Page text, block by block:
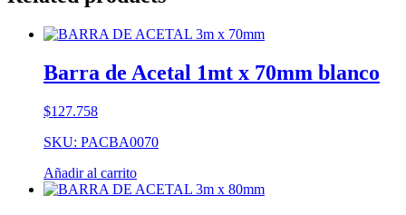
cantidad
Barra de Acetal 1mt x 70mm blanco
$127.758
SKU: PACBA0070
Añadir al carrito